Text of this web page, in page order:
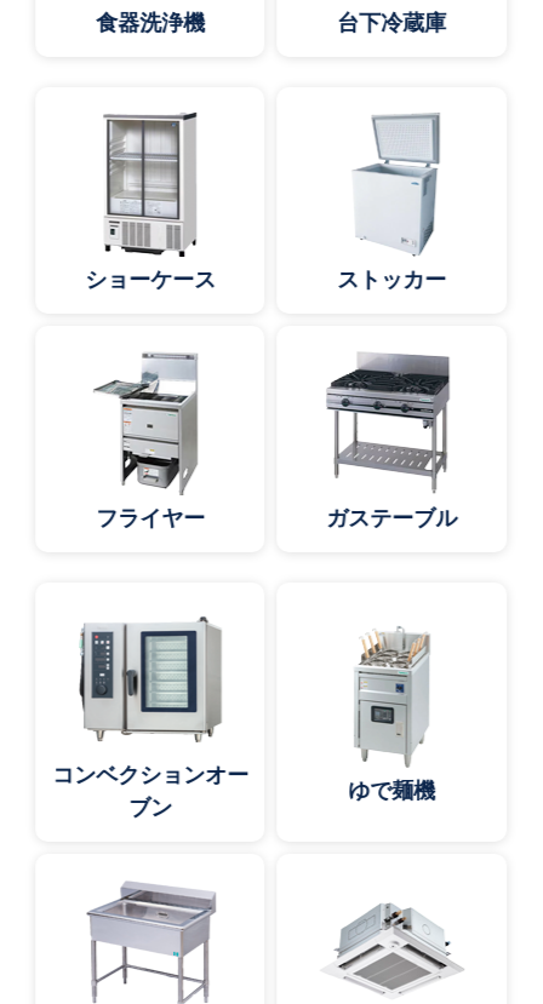
食器洗浄機 台下冷蔵庫
ショーケース ストッカー
フライヤー ガステーブル
コンベクションオー
ブン
ゆで麺機